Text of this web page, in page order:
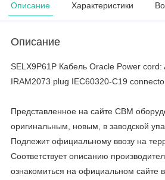
Описание Характеристики
Описание
SELX9P61P Кабель Oracle Power
IRAM2073 plug IEC60320-C19
Представленное на сайте CBM
оригинальным, новым, в заводской
Подлежит официальному ввозу на
Соответствует описанию
ознакомиться на официальном сайте